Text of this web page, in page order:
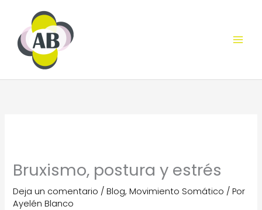
contenido
Bruxismo, postura y estrés
Deja un comentario /Blog,Movimiento Somático / Por
Ayelén Blanco